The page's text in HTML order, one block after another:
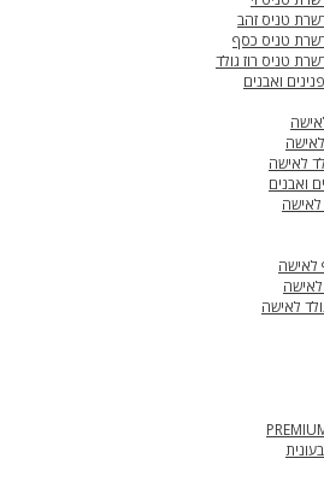
טניס זהב
טניס כסף
טניס רוז גולד
ואבנים
לאישה
ואבנים
לאישה
לאישה
לאישה